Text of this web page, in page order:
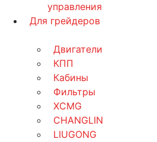
управления
Для грейдеров
Двигатели
КПП
Кабины
Фильтры
XCMG
CHANGLIN
LIUGONG